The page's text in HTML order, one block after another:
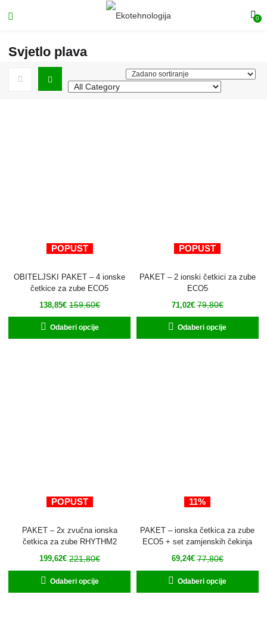
0
Svjetlo plava
POPUST
OBITELJSKI PAKET – 4 ionske
četkice za zube ECO5
138,85€ 159,60€
Odaberi opcije
POPUST
PAKET – 2 ionski četkici za zube
ECO5
71,02€ 79,80€
Odaberi opcije
POPUST
PAKET – 2x zvučna ionska
četkica za zube RHYTHM2
199,62€ 221,80€
Odaberi opcije
11%
PAKET – ionska četkica za zube
ECO5 + set zamjenskih čekinja
69,24€ 77,80€
Odaberi opcije